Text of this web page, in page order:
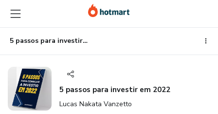
para
o
conteúdo
principal
para
o
pagamento
para
o
rodapé
5 passos para investir em 2022
5 passos para investir em 2022
Lucas Nakata Vanzetto